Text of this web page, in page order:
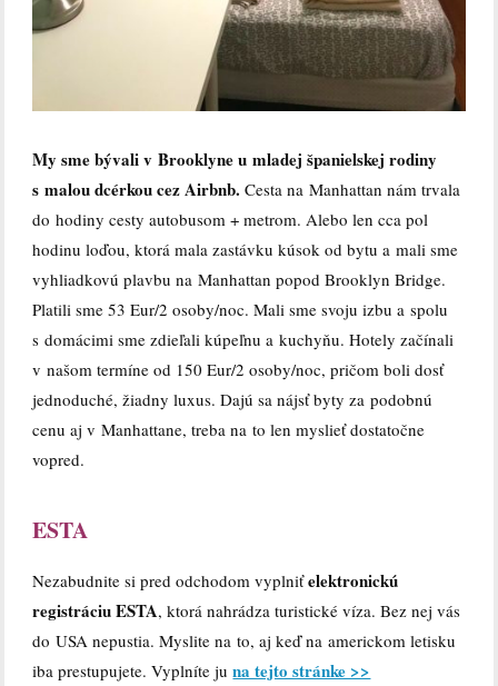
My sme bývali v Brooklyne u mladej španielskej rodiny
s malou dcérkou cez Airbnb.Cesta na Manhattan nám trvala
do hodiny cesty autobusom + metrom. Alebo len cca pol
hodinu loďou, ktorá mala zastávku kúsok od bytu a mali sme
vyhliadkovú plavbu na Manhattan popod Brooklyn Bridge.
Platili sme 53 Eur/2 osoby/noc. Mali sme svoju izbu a spolu
s domácimi sme zdieľali kúpeľnu a kuchyňu. Hotely začínali
v našom termíne od 150 Eur/2 osoby/noc, pričom boli dosť
jednoduché, žiadny luxus. Dajú sa nájsť byty za podobnú
cenu aj v Manhattane, treba na to len myslieť dostatočne
vopred.
ESTA
Nezabudnite si pred odchodom vyplniťelektronickú
registráciu ESTA, ktorá nahrádza turistické víza. Bez nej vás
do USA nepustia. Myslite na to, aj keď na americkom letisku
iba prestupujete. Vyplníte juna tejto stránke >>